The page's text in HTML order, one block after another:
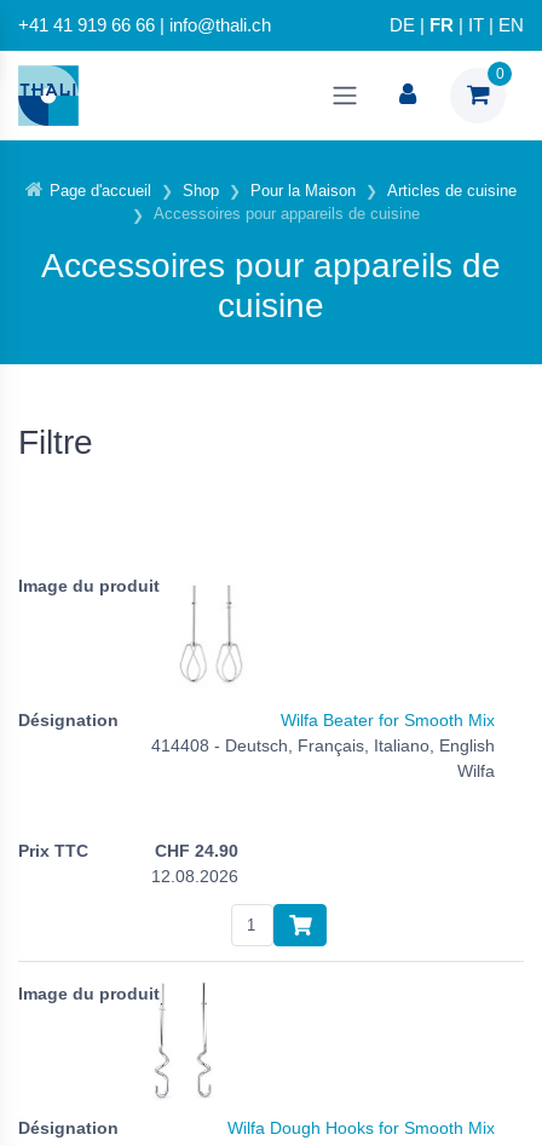
+41 41 919 66 66 | info@thali.ch DE FR IT EN
0
Page d'accueil Shop Pour la Maison
Articles de cuisine
Accessoires pour appareils de cuisine
Accessoires pour appareils de
cuisine
Filtre
Wilfa Beater for Smooth Mix
414408 - Deutsch, Français, Italiano, English
Wilfa
CHF 24.90
12.08.2026
Wilfa Dough Hooks for Smooth Mix